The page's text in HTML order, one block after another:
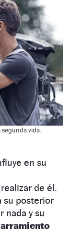
segunda vida.
en su
de él.
su posterior
nada y su